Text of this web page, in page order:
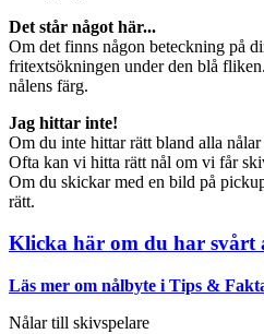
Det står något här...
Om det finns någon beteckning på
fritextsökningen under den blå
nålens färg.
Jag hittar inte!
Om du inte hittar rätt bland alla
Ofta kan vi hitta rätt nål om vi får
Om du skickar med en bild på
rätt.
Klicka här om du har
Läs mer om nålbyte i Tips &
Nålar till skivspelare